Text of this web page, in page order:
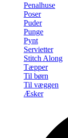
Penalhuse
Poser
Puder
Punge
Pynt
Servietter
Stitch Along
Tæpper
Til børn
Til væggen
Æsker